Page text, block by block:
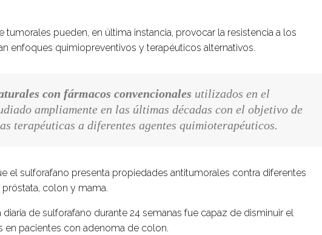
tumorales pueden, en última instancia, provocar la resistencia a los
enfoques quimiopreventivos y terapéuticos alternativos.
con fármacos convencionales utilizados en el
ampliamente en las últimas décadas con el objetivo de
terapéuticas a diferentes agentes quimioterapéuticos.
el sulforafano presenta propiedades antitumorales contra diferentes
colon y mama.
de sulforafano durante 24 semanas fue capaz de disminuir el
pacientes con adenoma de colon.